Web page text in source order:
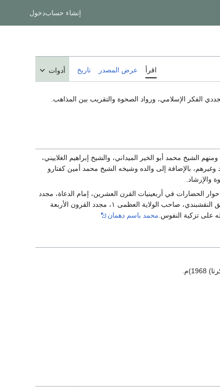
إنشاء حسابدخول
اقرأ عرض المصدر تاريخ أدوات
الفكر الإسلامي، ورواد الصحوة والتقريب بين المذاهب.
الشيخ محمد أبو الخير الميداني، والشيخ إبراهيم الغلاييني،
بالإضافة إلى والده وشيخه الشيخ محمد أمين كفتارو
والإرشاد.
الحضارات في أربعينيات القرن العشرين، إمام الدعاة، مجدد
الشريعة، قلعٌة من قلاع الإسلام، حكيم الأمة... وكان الشيخ قدس سره محورًا عظيمًا من محاور الطريق النقشبندي، صاحب الولاية العظمى ١، مجدد القرون الأربعة
محمد باسم دهمان